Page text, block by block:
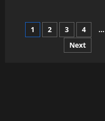
materialele
compozite
moderne
la
reducerea
Paginație
1 2 3 4 …
Next